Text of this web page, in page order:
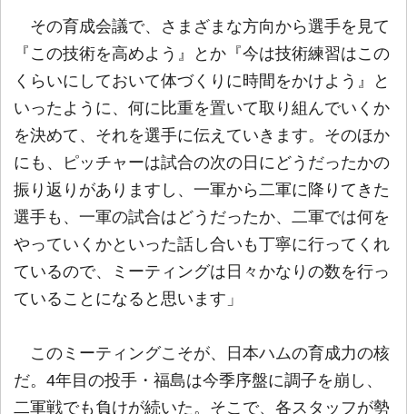
その育成会議で、さまざまな方向から選手を見て
『この技術を高めよう』とか『今は技術練習はこの
くらいにしておいて体づくりに時間をかけよう』と
いったように、何に比重を置いて取り組んでいくか
を決めて、それを選手に伝えていきます。そのほか
にも、ピッチャーは試合の次の日にどうだったかの
振り返りがありますし、一軍から二軍に降りてきた
選手も、一軍の試合はどうだったか、二軍では何を
やっていくかといった話し合いも丁寧に行ってくれ
ているので、ミーティングは日々かなりの数を行っ
ていることになると思います」
このミーティングこそが、日本ハムの育成力の核
だ。4年目の投手・福島は今季序盤に調子を崩し、
二軍戦でも負けが続いた。そこで、各スタッフが勢